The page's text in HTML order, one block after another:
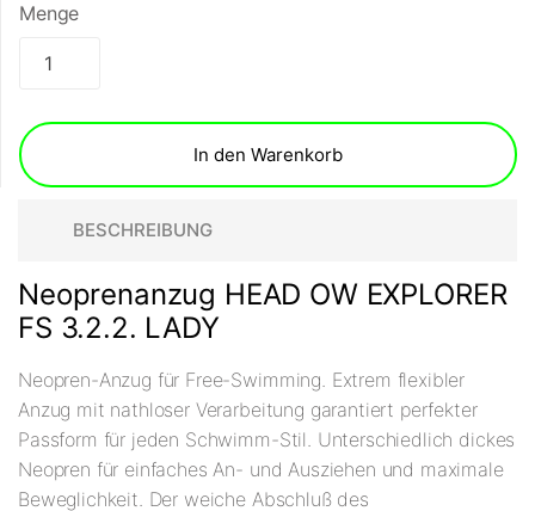
Menge
In den Warenkorb
BESCHREIBUNG
Neoprenanzug HEAD OW EXPLORER
FS 3.2.2. LADY
Neopren-Anzug für Free-Swimming. Extrem flexibler
Anzug mit nathloser Verarbeitung garantiert perfekter
Passform für jeden Schwimm-Stil. Unterschiedlich dickes
Neopren für einfaches An- und Ausziehen und maximale
Beweglichkeit. Der weiche Abschluß des